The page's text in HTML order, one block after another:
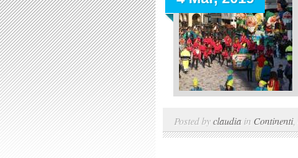
Posted byclaudia in Continenti,